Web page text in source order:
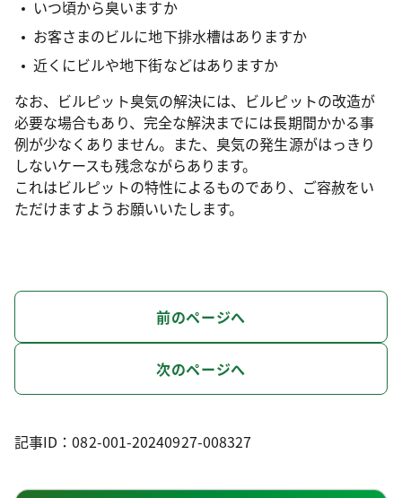
いつ頃から臭いますか
お客さまのビルに地下排水槽はありますか
近くにビルや地下街などはありますか
なお、ビルピット臭気の解決には、ビルピットの改造が
必要な場合もあり、完全な解決までには長期間かかる事
例が少なくありません。また、臭気の発生源がはっきり
しないケースも残念ながらあります。
これはビルピットの特性によるものであり、ご容赦をい
ただけますようお願いいたします。
前のページへ
次のページへ
記事ID：082-001-20240927-008327